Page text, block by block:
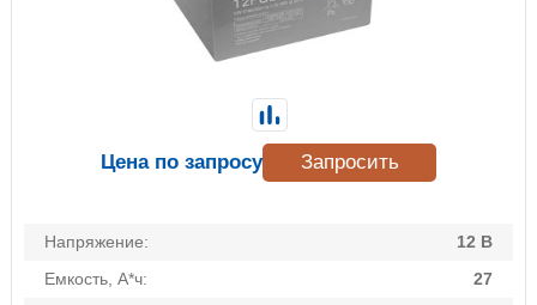
Напряжение:
12 В
Емкость, А*ч:
27
Цена по запросу Запросить